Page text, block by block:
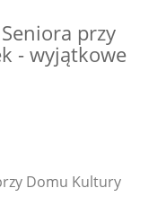
przy
- wyjątkowe
Domu Kultury